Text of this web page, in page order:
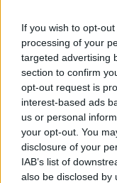
If you wish to opt-
processing of your
targeted advertising
section to confirm
opt-out request is
interest-based ads
us or personal
your opt-out. You
disclosure of your
IAB’s list of
also be disclosed by
που
4. Οι
οργανωμένου
ισχυρίζονται
γονείς δεν
πραγματικότητα
του σχολείου
στους οποίους